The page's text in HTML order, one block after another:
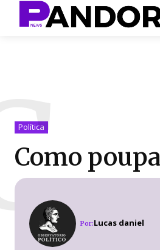
Política
Como
Por:Lucas daniel